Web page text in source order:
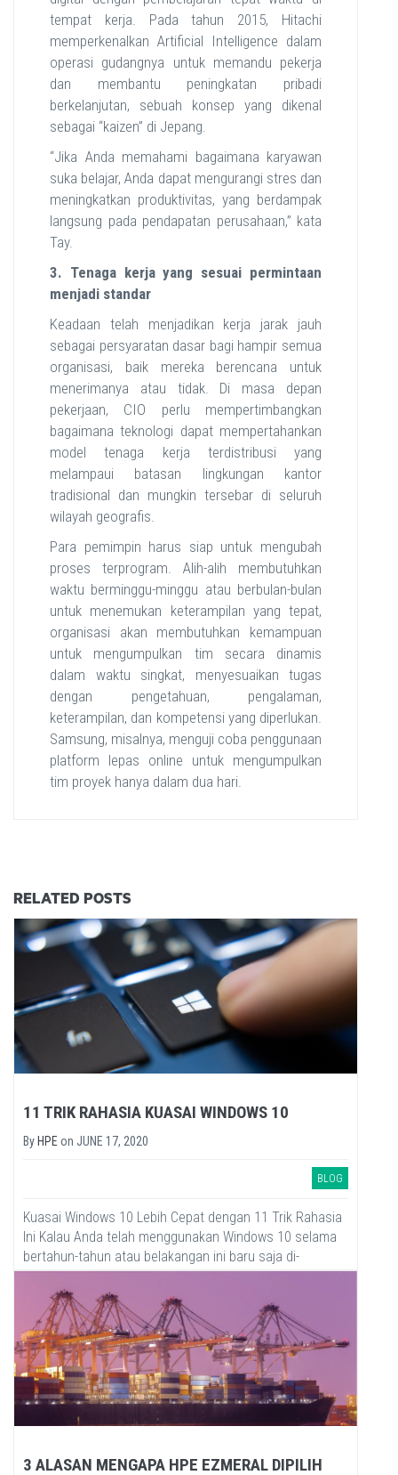
tempat kerja. Pada tahun 2015, Hitachi
memperkenalkan Artificial Intelligence dalam
operasi gudangnya untuk memandu pekerja
dan membantu peningkatan pribadi
berkelanjutan, sebuah konsep yang dikenal
sebagai “kaizen” di Jepang.
“Jika Anda memahami bagaimana karyawan
suka belajar, Anda dapat mengurangi stres dan
meningkatkan produktivitas, yang berdampak
langsung pada pendapatan perusahaan,” kata
Tay.
3. Tenaga kerjayang sesuai permintaan
menjadi standar
Keadaan telah menjadikan kerja jarak jauh
sebagai persyaratan dasar bagi hampir semua
organisasi, baik mereka berencana untuk
menerimanya atau tidak. Di masa depan
pekerjaan, CIO perlu mempertimbangkan
bagaimana teknologi dapat mempertahankan
model tenaga kerja terdistribusi yang
melampaui batasan lingkungan kantor
tradisional dan mungkin tersebar di seluruh
wilayah geografis.
Para pemimpin harus siap untuk mengubah
proses terprogram. Alih-alih membutuhkan
waktu berminggu-minggu atau berbulan-bulan
untuk menemukan keterampilan yang tepat,
organisasi akan membutuhkan kemampuan
untuk mengumpulkan tim secara dinamis
dalam waktu singkat, menyesuaikan tugas
dengan pengetahuan, pengalaman,
keterampilan, dan kompetensi yang diperlukan.
Samsung, misalnya, menguji coba penggunaan
platform lepas online untuk mengumpulkan
tim proyek hanya dalam dua hari.
RELATED POSTS
11 TRIK RAHASIA KUASAI WINDOWS 10
By HPE on JUNE 17, 2020
BLOG
Kuasai Windows 10 Lebih Cepat dengan 11 Trik Rahasia
Ini Kalau Anda telah menggunakan Windows 10 selama
bertahun-tahun atau belakangan ini baru saja di-
upgrade, ada...
3 ALASAN MENGAPA HPE EZMERAL DIPILIH